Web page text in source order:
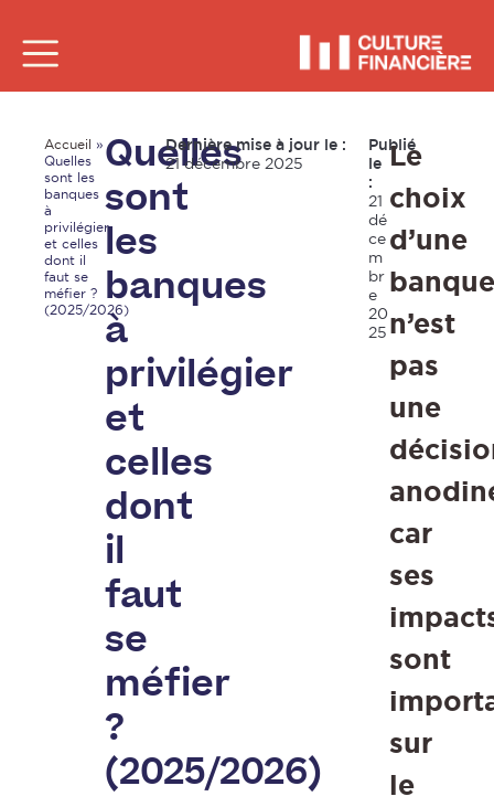
Accueil »
Quelles
sont les
banques
à
privilégier
et celles
dont il
faut se
méfier ?
(2025/2026)
Quelles
sont
les
banques
à
privilégier
et
celles
dont
il
faut
se
méfier
?
(2025/2026)
Dernière mise à jour le :
21 décembre 2025
Publié
le
:
21
dé
ce
m
br
e
20
25
Le
choix
d’une
banque
n’est
pas
une
car
ses
sont
sur
le